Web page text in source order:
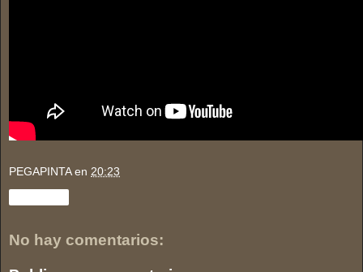
PEGAPINTA en 20:23
No hay comentarios: